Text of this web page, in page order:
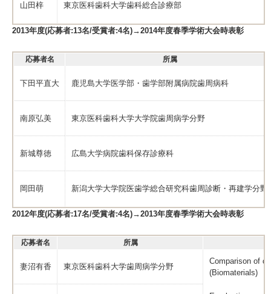
山田梓 東京医科歯科大学歯科総合診療部
2013年度(応募者:13名/受賞者:4名)→2014年度春季学術大会時表彰
応募者名 所属
下田平直大 鹿児島大学医学部・歯学部附属病院歯周病科
南原弘美 東京医科歯科大学大学院歯周病学分野
新城尊徳 広島大学病院歯科保存診療科
岡田萌 新潟大学大学院医歯学総合研究科歯周診断・再建学分野
2012年度(応募者:17名/受賞者:4名)→2013年度春季学術大会時表彰
応募者名 所属
妻沼有香 東京医科歯科大学歯周病学分野
Comparison of
(Biomaterials)